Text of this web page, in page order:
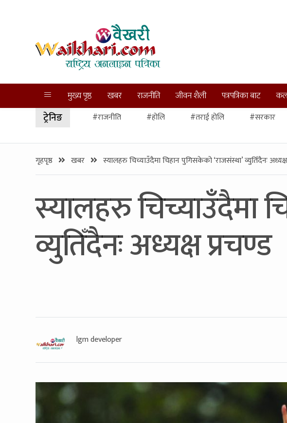
मुख्य पृष्ठ खबर राजनीति जीवन शैली पत्रपत्रिका बाट
ट्रेनिङ #राजनीति #होलि #तराई होलि #सरकार
गृहपृष्ठ खबर स्यालहरु चिच्याउँदैमा चिहान पुगिसकेको ‘राजसंस्था’ व्युतिँदैनः
स्यालहरु चिच्याउँदैमा
व्युतिँदैनः अध्यक्ष प्रचण्ड
lgm developer